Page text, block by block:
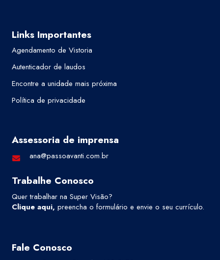
Links Importantes
Agendamento de Vistoria
Autenticador de laudos
Encontre a unidade mais próxima
Política de privacidade
Assessoria de imprensa
ana@passoavanti.com.br
Trabalhe Conosco
Quer trabalhar na Super Visão?
Clique aqui, preencha o formulário e envie o seu currículo.
Fale Conosco